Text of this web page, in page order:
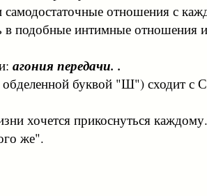
отношения с
в подобные интимные отношения
агония передачи. .
буквой "Ш") сходит с
хочется прикоснуться
же".